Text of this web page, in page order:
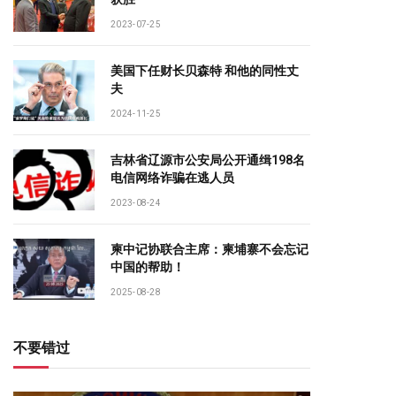
2023-07-25
美国下任财长贝森特 和他的同性丈
夫
2024-11-25
吉林省辽源市公安局公开通缉198名
电信网络诈骗在逃人员
2023-08-24
柬中记协联合主席：柬埔寨不会忘记
中国的帮助！
2025-08-28
不要错过